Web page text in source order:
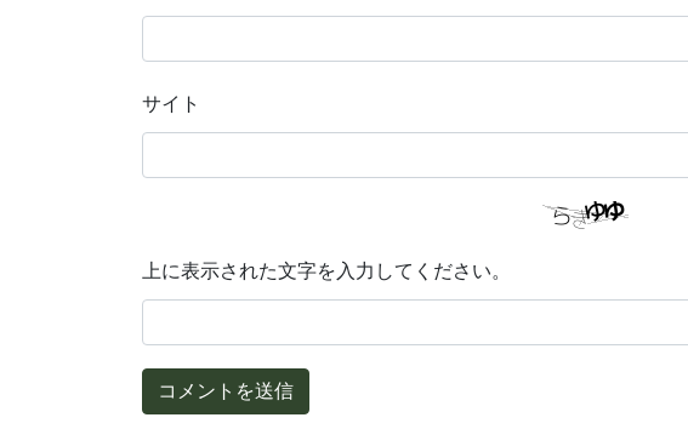
サイト
上に表示された文字を入力してください。